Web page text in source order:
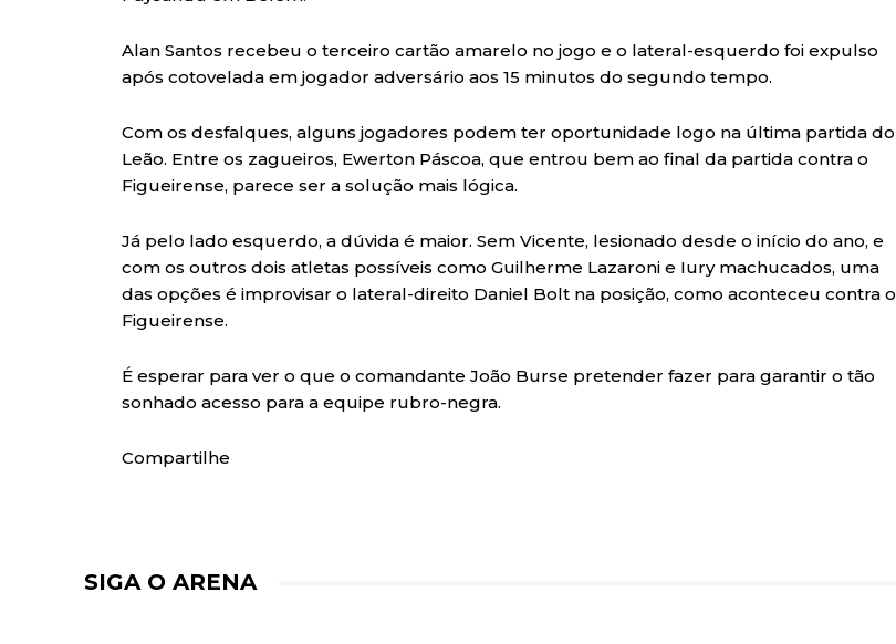
Alan Santos recebeu o terceiro cartão amarelo no jogo e o lateral-esquerdo foi expulso
após cotovelada em jogador adversário aos 15 minutos do segundo tempo.
Com os desfalques, alguns jogadores podem ter oportunidade logo na última partida do
Leão. Entre os zagueiros, Ewerton Páscoa, que entrou bem ao final da partida contra o
Figueirense, parece ser a solução mais lógica.
Já pelo lado esquerdo, a dúvida é maior. Sem Vicente, lesionado desde o início do ano, e
com os outros dois atletas possíveis como Guilherme Lazaroni e Iury machucados, uma
das opções é improvisar o lateral-direito Daniel Bolt na posição, como aconteceu contra o
Figueirense.
É esperar para ver o que o comandante João Burse pretender fazer para garantir o tão
sonhado acesso para a equipe rubro-negra.
Compartilhe
SIGA O ARENA